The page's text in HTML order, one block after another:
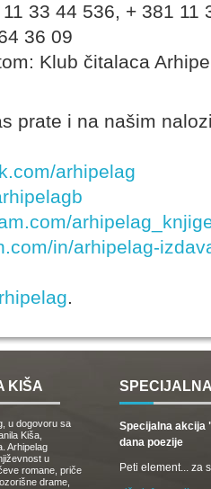
33 44 536, + 381 11
36 09
Klub čitalaca
prate i na našim
arhipelag
in/arhipelag-
.
KIŠA
u dogovoru sa
Kiša,
Arhipelag
u
romane, priče
drame,
Specijalna akcija
dana poezije
Peti element... za